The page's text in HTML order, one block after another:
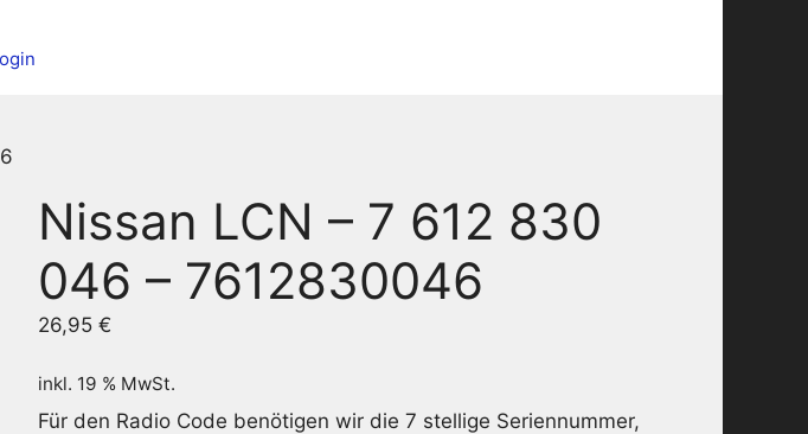
Nissan LCN – 7 612 830
046 – 7612830046
26,95€
inkl. 19 % MwSt.
Für den Radio Code benötigen wir die 7 stellige Seriennummer,